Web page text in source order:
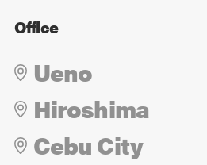
Office
Ueno
Hiroshima
Cebu City